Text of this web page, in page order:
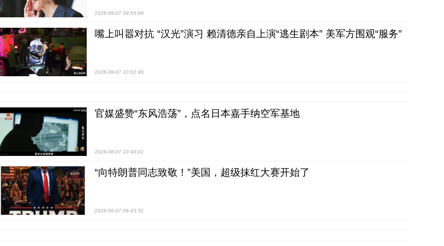
2026-08-07 09:55:09
嘴上叫嚣对抗 “汉光”演习 赖清德亲自上演“逃生剧本” 美军方围观“服务”
2026-08-07 10:02:48
官媒盛赞“东风浩荡”，点名日本嘉手纳空军基地
2026-08-07 10:40:02
“向特朗普同志致敬！”美国，超级抹红大赛开始了
2026-08-07 09:43:32